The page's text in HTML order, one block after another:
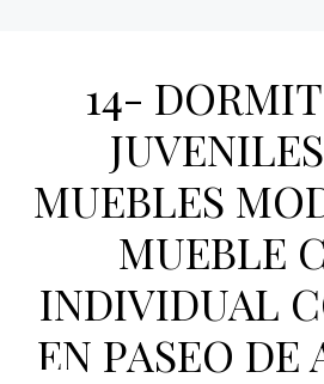
14-
MUEBLES
MUEBLE
INDIVIDUAL
EN PASEO DE